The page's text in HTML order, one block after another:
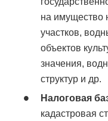
на имущество
участков,
объектов
значения,
структур и др.
Налоговая
кадастровая